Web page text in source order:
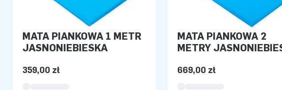
MATA PIANKOWA 1 METR
JASNONIEBIESKA
359,00 zł
MATA PIANKOWA 2
METRY
669,00 zł